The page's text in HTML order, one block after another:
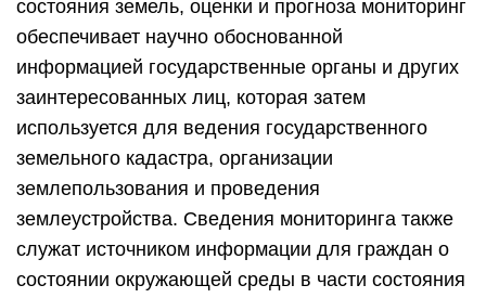
состояния земель, оценки и прогноза мониторинг
обеспечивает научно обоснованной
информацией государственные органы и других
заинтересованных лиц, которая затем
используется для ведения государственного
земельного кадастра, организации
землепользования и проведения
землеустройства. Сведения мониторинга также
служат источником информации для граждан о
состоянии окружающей среды в части состояния